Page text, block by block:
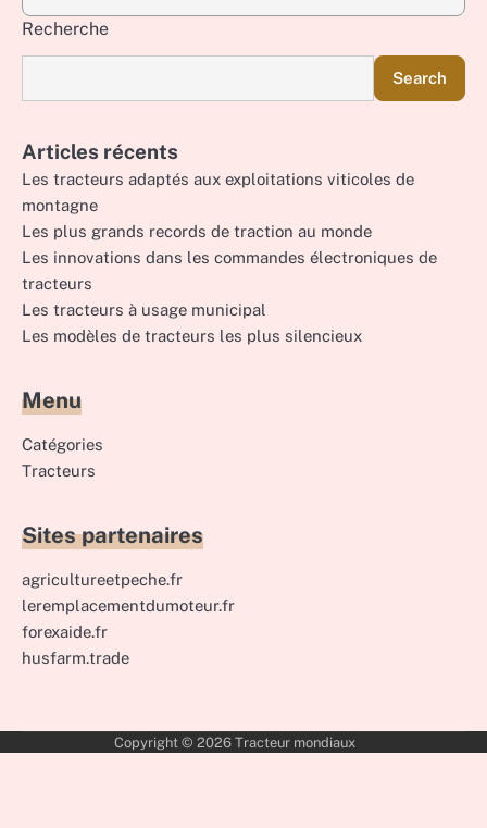
Recherche
Search
Articles récents
Les tracteurs adaptés aux exploitations viticoles de
montagne
Les plus grands records de traction au monde
Les innovations dans les commandes électroniques de
tracteurs
Les tracteurs à usage municipal
Les modèles de tracteurs les plus silencieux
Menu
Catégories
Tracteurs
Sites partenaires
agricultureetpeche.fr
leremplacementdumoteur.fr
forexaide.fr
husfarm.trade
Copyright © 2026 Tracteur mondiaux